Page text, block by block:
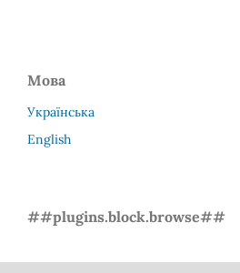
Мова
Українська
English
##plugins.block.browse##